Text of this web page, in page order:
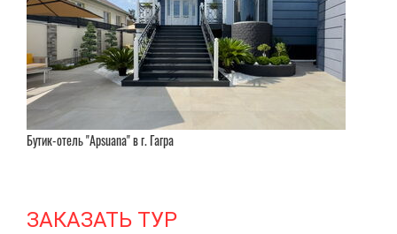
Бутик-отель "Apsuana" в г. Гагра
ЗАКАЗАТЬ ТУР